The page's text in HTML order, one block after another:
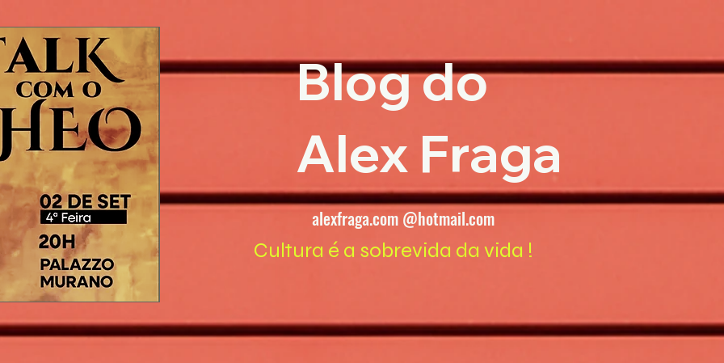
Blog do
Alex Fraga
alexfraga.com @hotmail.com
Cultura é a sobrevida da vida !